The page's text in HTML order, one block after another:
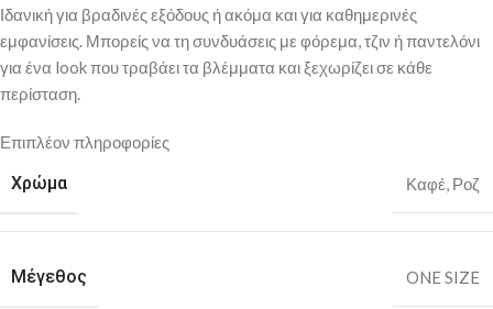
Ιδανική για βραδινές εξόδους ή ακόμα και για καθημερινές
εμφανίσεις. Μπορείς να τη συνδυάσεις με φόρεμα, τζιν ή παντελόνι
για ένα look που τραβάει τα βλέμματα και ξεχωρίζει σε κάθε
περίσταση.
Επιπλέον πληροφορίες
Χρώμα Καφέ, Ροζ
Μέγεθος ONE SIZE